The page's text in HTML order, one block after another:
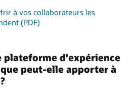
à vos collaborateurs les
(PDF)
plateforme d'expérience
peut-elle apporter à